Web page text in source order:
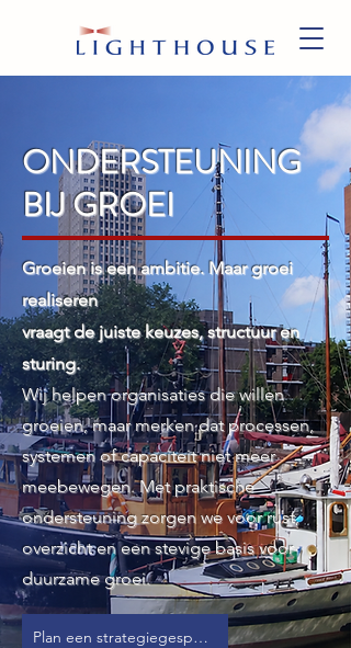
ONDERSTEUNING
BIJ GROEI
Groeien is een ambitie. Maar groei
realiseren
vraagt de juiste keuzes, structuur en
sturing.
Wij helpen organisaties die willen
groeien, maar merken dat processen,
systemen of capaciteit niet meer
meebewegen. Met praktische
ondersteuning zorgen we voor rust,
overzicht en een stevige basis voor
duurzame groei.
Plan een strategiegesprek